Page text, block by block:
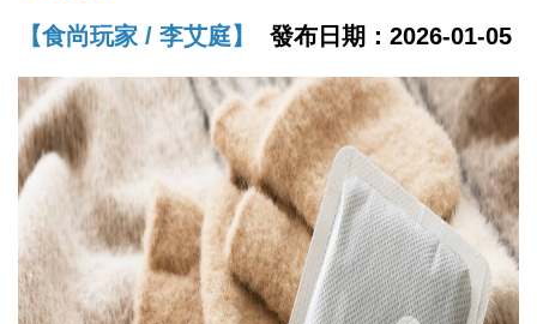
【食尚玩家 / 李艾庭】 發布日期：2026-01-05